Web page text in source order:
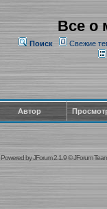
Все о
Поиск Свежие
Автор
Powered byJForum 2.1.9©JForum